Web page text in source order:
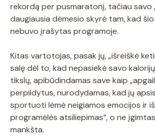
rekordą per pusmaratonį, tačiau savo
daugiausia dėmesio skyrė tam, kad
nebuvo įrašytas programoje.
Kitas vartotojas, pasak jų, „išreiškė
salę dėl to, kad nepasiekė savo
tikslų, apibūdindamas save kaip
perpildytus, nurodydamas, kad jų
sportuoti lėmė neigiamos emocijos ir
programėlės atsiliepimas“, o ne
mankšta.